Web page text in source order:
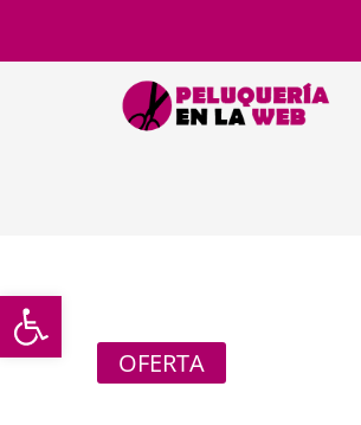
Abrir barra de herramientas
OFERTA